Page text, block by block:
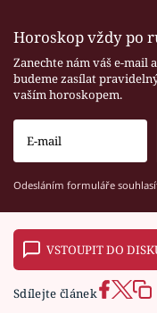
Horoskop vždy po
Zanechte nám váš e-mail
budeme zasílat
vaším horoskopem.
Odesláním formuláře
VSTOUPIT DO
Sdílejte článek